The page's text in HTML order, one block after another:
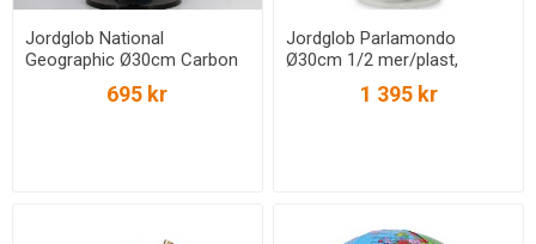
Jordglob National
Geographic Ø30cm Carbon
695 kr
Jordglob Parlamondo
Ø30cm 1/2 mer/plast,
talande jordglob
1 395 kr